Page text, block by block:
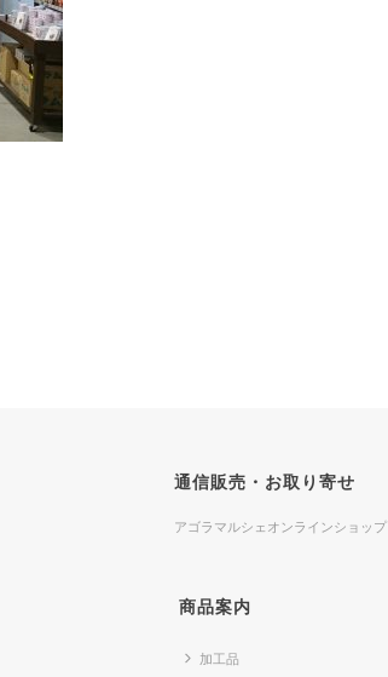
通信販売・お取り寄せ
アゴラマルシェオンラインショップ
商品案内
加工品